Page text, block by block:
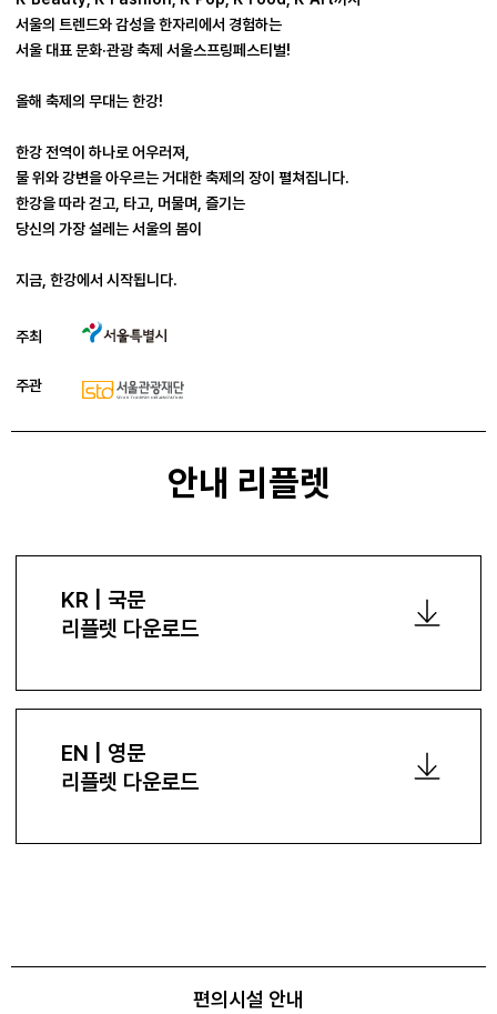
서울의 트렌드와 감성을 한자리에서 경험하는
서울 대표 문화·관광 축제 서울스프링페스티벌!
올해 축제의 무대는 한강!
한강 전역이 하나로 어우러져,
물 위와 강변을 아우르는 거대한 축제의 장이 펼쳐집니다.
한강을 따라 걷고, 타고, 머물며, 즐기는
당신의 가장 설레는 서울의 봄이
지금, 한강에서 시작됩니다.
주최
주관
안내 리플렛
KR | 국문
리플렛 다운로드
EN | 영문
리플렛 다운로드
편의시설 안내